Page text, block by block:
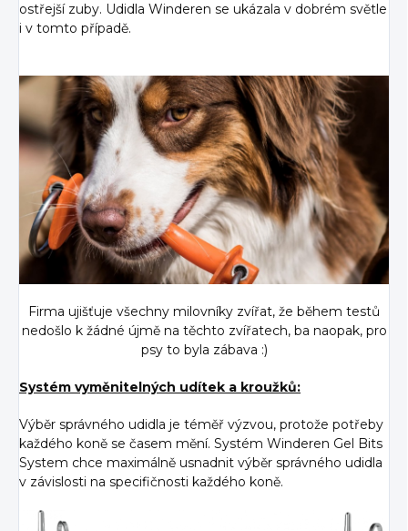
ostřejší zuby. Udidla Winderen se ukázala v dobrém světle
i v tomto případě.
Firma ujišťuje všechny milovníky zvířat, že během testů
nedošlo k žádné újmě na těchto zvířatech, ba naopak, pro
psy to byla zábava :)
Systém vyměnitelných udítek a kroužků:
Výběr správného udidla je téměř výzvou, protože potřeby
každého koně se časem mění. Systém Winderen Gel Bits
System chce maximálně usnadnit výběr správného udidla
v závislosti na specifičnosti každého koně.